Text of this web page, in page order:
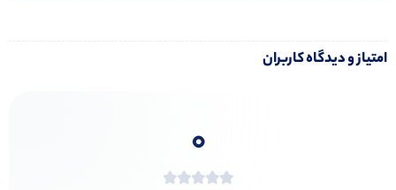
امتیاز و دیدگاه کاربران
0